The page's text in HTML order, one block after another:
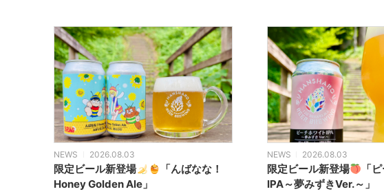
NEWS 2026.08.03
限定ビール新登場
「んばなな！
Honey Golden Ale」
NEWS 2026.08.03
限定ビール新登場
「
IPA～夢みずきVer.～」